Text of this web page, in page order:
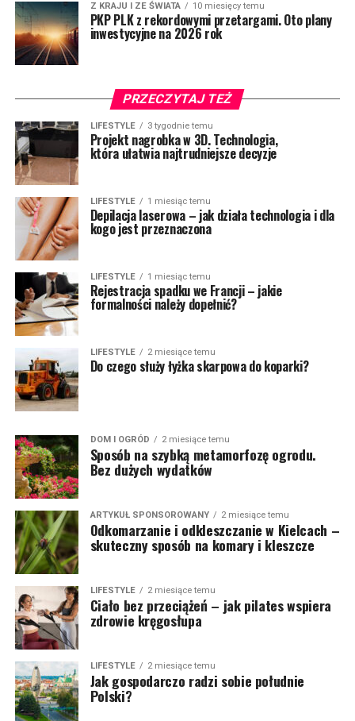
Z KRAJU I ZE ŚWIATA 10 miesięcy temu
PKP PLK z rekordowymi przetargami. Oto plany
inwestycyjne na 2026 rok
PRZECZYTAJ TEŻ
LIFESTYLE 3 tygodnie temu
Projekt nagrobka w 3D. Technologia,
która ułatwia najtrudniejsze decyzje
LIFESTYLE 1 miesiąc temu
Depilacja laserowa – jak działa technologia i dla
kogo jest przeznaczona
LIFESTYLE 1 miesiąc temu
Rejestracja spadku we Francji – jakie
formalności należy dopełnić?
LIFESTYLE 2 miesiące temu
Do czego służy łyżka skarpowa do koparki?
DOM I OGRÓD 2 miesiące temu
Sposób na szybką metamorfozę ogrodu.
Bez dużych wydatków
ARTYKUŁ SPONSOROWANY 2 miesiące temu
Odkomarzanie i odkleszczanie w Kielcach –
skuteczny sposób na komary i kleszcze
LIFESTYLE 2 miesiące temu
Ciało bez przeciążeń – jak pilates wspiera
zdrowie kręgosłupa
LIFESTYLE 2 miesiące temu
Jak gospodarczo radzi sobie południe
Polski?